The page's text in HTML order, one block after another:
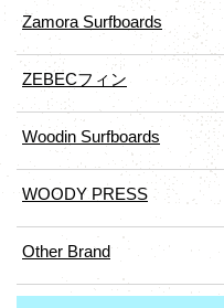
Zamora Surfboards
ZEBECフィン
Woodin Surfboards
WOODY PRESS
Other Brand